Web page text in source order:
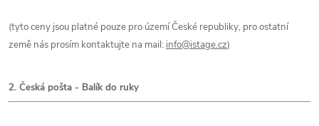
(tyto ceny jsou platné pouze pro území České republiky, pro ostatní
země nás prosím kontaktujte na mail: info@istage.cz)
2. Česká pošta - Balík do ruky